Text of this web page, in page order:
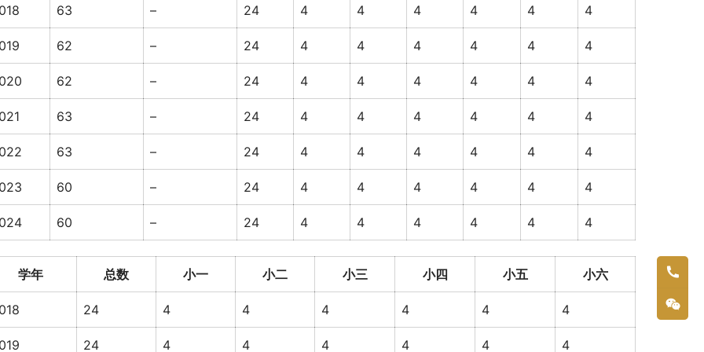
63 – 24 4 4 4 4 4 4
62 – 24 4 4 4 4 4 4
62 – 24 4 4 4 4 4 4
63 – 24 4 4 4 4 4 4
63 – 24 4 4 4 4 4 4
60 – 24 4 4 4 4 4 4
60 – 24 4 4 4 4 4 4
学年 总数 小一 小二 小三 小四 小五 小六
24 4 4 4 4 4 4
24 4 4 4 4 4 4